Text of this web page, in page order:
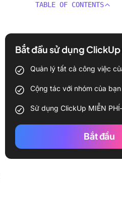
TABLE OF CONTENTS
Bắt đầu sử dụng
Quản lý tất cả công việc
Cộng tác với nhóm của bạn
Sử dụng ClickUp MIỄN
Bắt đầu